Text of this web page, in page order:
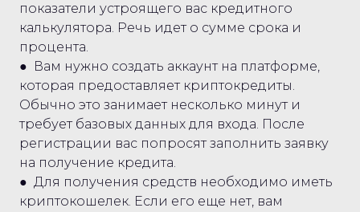
показатели устроящего вас кредитного
калькулятора. Речь идет о сумме срока и
процента.
● Вам нужно создать аккаунт на платформе,
которая предоставляет криптокредиты.
Обычно это занимает несколько минут и
требует базовых данных для входа. После
регистрации вас попросят заполнить заявку
на получение кредита.
● Для получения средств необходимо иметь
криптокошелек. Если его еще нет, вам